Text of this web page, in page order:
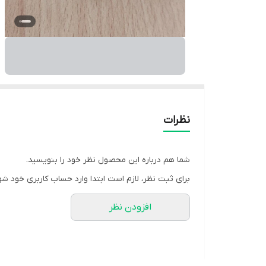
نظرات
شما هم درباره این محصول نظر خود را بنویسید.
برای ثبت نظر، لازم است ابتدا وارد حساب کاربری خود
افزودن نظر